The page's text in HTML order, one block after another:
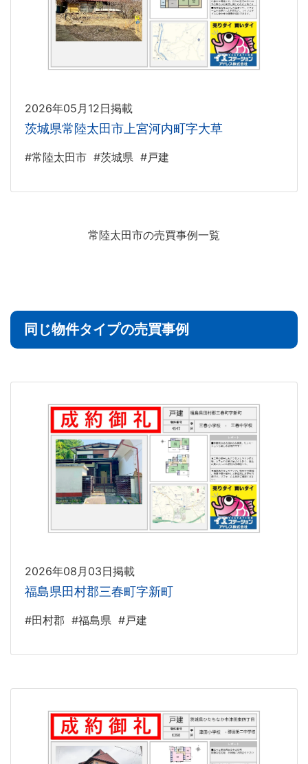
2026年05月12日掲載
茨城県常陸太田市上宮河内町字大草
#常陸太田市 #茨城県 #戸建
常陸太田市の売買事例一覧
同じ物件タイプの売買事例
2026年08月03日掲載
福島県田村郡三春町字新町
#田村郡 #福島県 #戸建